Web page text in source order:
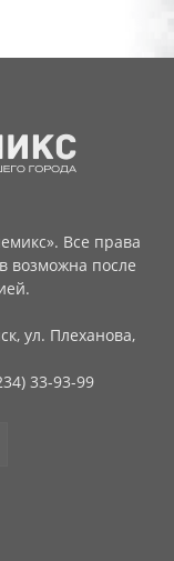
Все права
возможна после
ул. Плеханова,
33-93-99